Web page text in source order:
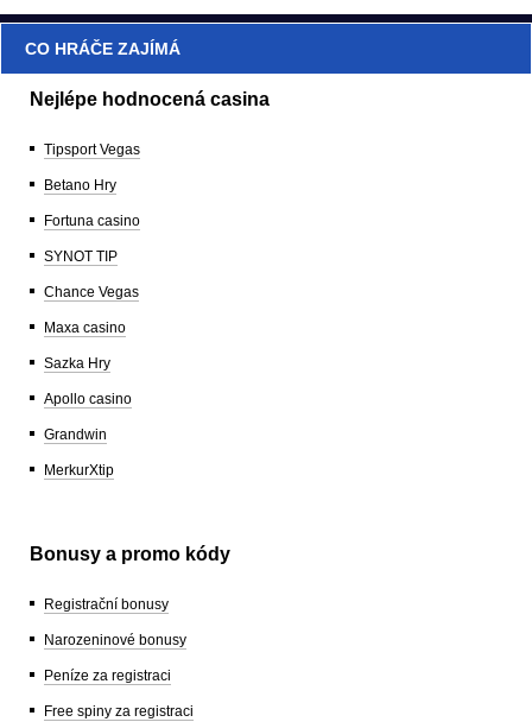
CO HRÁČE ZAJÍMÁ
Nejlépe hodnocená casina
Tipsport Vegas
Betano Hry
Fortuna casino
SYNOT TIP
Chance Vegas
Maxa casino
Sazka Hry
Apollo casino
Grandwin
MerkurXtip
Bonusy a promo kódy
Registrační bonusy
Narozeninové bonusy
Peníze za registraci
Free spiny za registraci